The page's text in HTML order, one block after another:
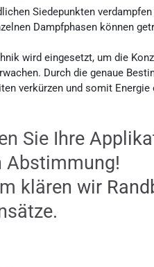
Siedepunkten
Dampfphasen können
wird eingesetzt, um die
Durch die genaue
verkürzen und somit Energie
Sie Ihre
Abstimmung!
klären wir